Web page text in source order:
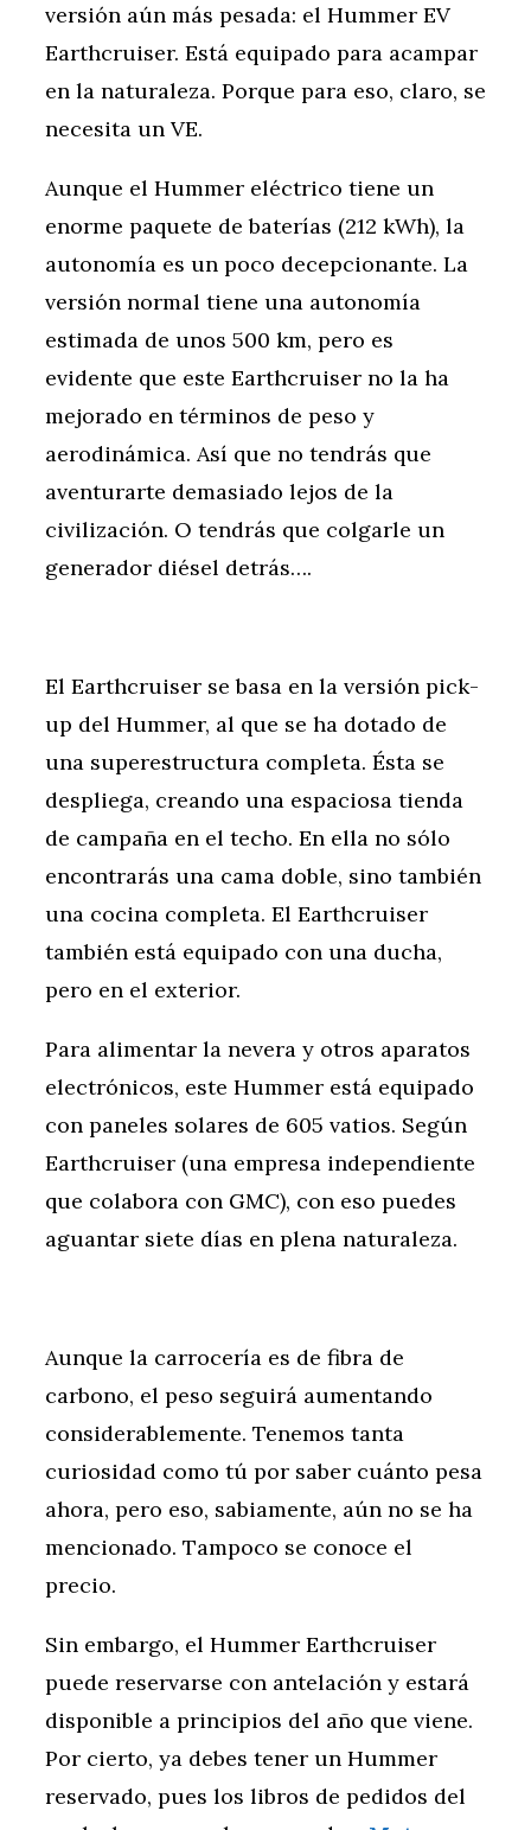
versión aún más pesada: el Hummer EV
Earthcruiser. Está equipado para acampar
en la naturaleza. Porque para eso, claro, se
necesita un VE.
Aunque el Hummer eléctrico tiene un
enorme paquete de baterías (212 kWh), la
autonomía es un poco decepcionante. La
versión normal tiene una autonomía
estimada de unos 500 km, pero es
evidente que este Earthcruiser no la ha
mejorado en términos de peso y
aerodinámica. Así que no tendrás que
aventurarte demasiado lejos de la
civilización. O tendrás que colgarle un
generador diésel detrás….
El Earthcruiser se basa en la versión pick-
up del Hummer, al que se ha dotado de
una superestructura completa. Ésta se
despliega, creando una espaciosa tienda
de campaña en el techo. En ella no sólo
encontrarás una cama doble, sino también
una cocina completa. El Earthcruiser
también está equipado con una ducha,
pero en el exterior.
Para alimentar la nevera y otros aparatos
electrónicos, este Hummer está equipado
con paneles solares de 605 vatios. Según
Earthcruiser (una empresa independiente
que colabora con GMC), con eso puedes
aguantar siete días en plena naturaleza.
Aunque la carrocería es de fibra de
carbono, el peso seguirá aumentando
considerablemente. Tenemos tanta
curiosidad como tú por saber cuánto pesa
ahora, pero eso, sabiamente, aún no se ha
mencionado. Tampoco se conoce el
precio.
Sin embargo, el Hummer Earthcruiser
puede reservarse con antelación y estará
disponible a principios del año que viene.
Por cierto, ya debes tener un Hummer
reservado, pues los libros de pedidos del